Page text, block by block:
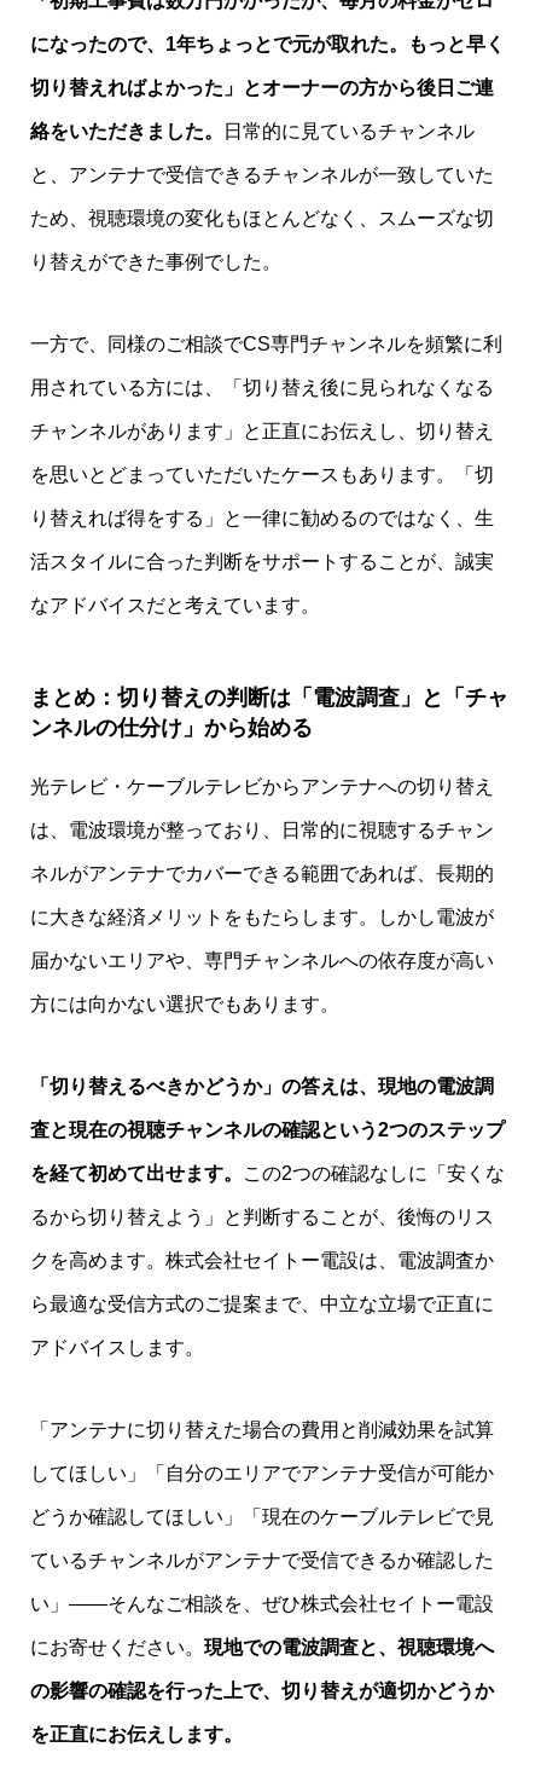
になったので、1年ちょっとで元が取れた。もっと早く
切り替えればよかった」とオーナーの方から後日ご連
絡をいただきました。 日常的に見ているチャンネル
と、アンテナで受信できるチャンネルが一致していた
ため、視聴環境の変化もほとんどなく、スムーズな切
り替えができた事例でした。
一方で、同様のご相談でCS専門チャンネルを頻繁に利
用されている方には、「切り替え後に見られなくなる
チャンネルがあります」と正直にお伝えし、切り替え
を思いとどまっていただいたケースもあります。「切
り替えれば得をする」と一律に勧めるのではなく、生
活スタイルに合った判断をサポートすることが、誠実
なアドバイスだと考えています。
まとめ：切り替えの判断は「電波調査」と「チャ
ンネルの仕分け」から始める
光テレビ・ケーブルテレビからアンテナへの切り替え
は、電波環境が整っており、日常的に視聴するチャン
ネルがアンテナでカバーできる範囲であれば、長期的
に大きな経済メリットをもたらします。しかし電波が
届かないエリアや、専門チャンネルへの依存度が高い
方には向かない選択でもあります。
「切り替えるべきかどうか」の答えは、現地の電波調
査と現在の視聴チャンネルの確認という2つのステップ
を経て初めて出せます。 この2つの確認なしに「安くな
るから切り替えよう」と判断することが、後悔のリス
クを高めます。株式会社セイトー電設は、電波調査か
ら最適な受信方式のご提案まで、中立な立場で正直に
アドバイスします。
「アンテナに切り替えた場合の費用と削減効果を試算
してほしい」「自分のエリアでアンテナ受信が可能か
どうか確認してほしい」「現在のケーブルテレビで見
ているチャンネルがアンテナで受信できるか確認した
い」——そんなご相談を、ぜひ株式会社セイトー電設
にお寄せください。 現地での電波調査と、視聴環境へ
の影響の確認を行った上で、切り替えが適切かどうか
を正直にお伝えします。